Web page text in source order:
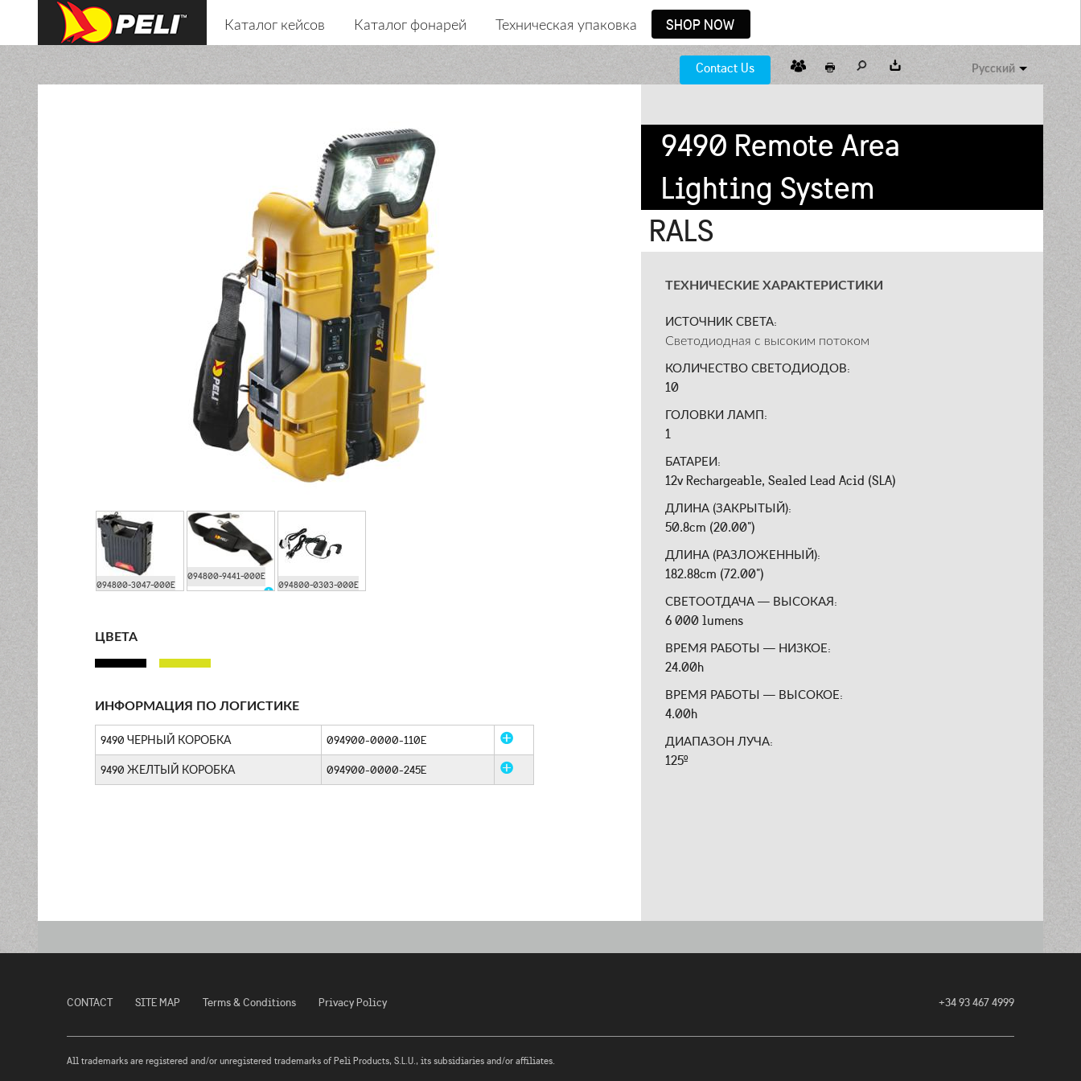
Каталог кейсов Каталог фонарей Техническая упаковка SHOP NOW
Contact Us Русский
094800-3047-000E
094800-9441-000E
094800-0303-000E
ЦВЕТА
ИНФОРМАЦИЯ ПО ЛОГИСТИКЕ
9490 ЧЕРНЫЙ КОРОБКА 094900-0000-110E
9490 ЖЕЛТЫЙ КОРОБКА 094900-0000-245E
9490 Remote Area
Lighting System
RALS
ТЕХНИЧЕСКИЕ ХАРАКТЕРИСТИКИ
ИСТОЧНИК СВЕТА:
Светодиодная с высоким потоком
КОЛИЧЕСТВО СВЕТОДИОДОВ:
10
ГОЛОВКИ ЛАМП:
1
БАТАРЕИ:
12v Rechargeable, Sealed Lead Acid (SLA)
ДЛИНА (ЗАКРЫТЫЙ):
50.8cm (20.00")
ДЛИНА (РАЗЛОЖЕННЫЙ):
182.88cm (72.00")
СВЕТООТДАЧА — ВЫСОКАЯ:
6 000 lumens
ВРЕМЯ РАБОТЫ — НИЗКОЕ:
24.00h
ВРЕМЯ РАБОТЫ — ВЫСОКОЕ:
4.00h
ДИАПАЗОН ЛУЧА:
125º
CONTACT SITE MAP Terms & Conditions Privacy Policy +34 93 467 4999
All trademarks are registered and/or unregistered trademarks of Peli Products, S.L.U., its subsidiaries and/or affiliates.